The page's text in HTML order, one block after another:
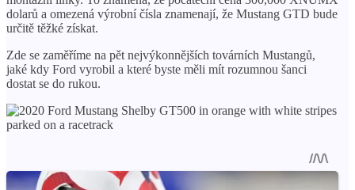
dolarů a omezená výrobní čísla znamenají, že Mustang GTD bude
určitě těžké získat.
Zde se zaměříme na pět nejvýkonnějších továrních Mustangů,
jaké kdy Ford vyrobil a které byste měli mít rozumnou šanci
dostat se do rukou.